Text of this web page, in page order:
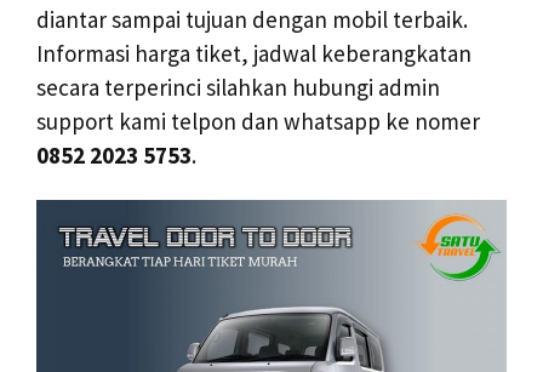
diantar sampai tujuan dengan mobil terbaik.
Informasi harga tiket, jadwal keberangkatan
secara terperinci silahkan hubungi admin
support kami telpon dan whatsapp ke nomer
0852 2023 5753.